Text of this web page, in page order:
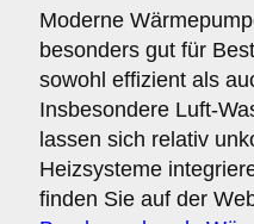
Moderne
besonders gut für
sowohl effizient als
Insbesondere Luft-
lassen sich relativ
Heizsysteme
finden Sie auf der